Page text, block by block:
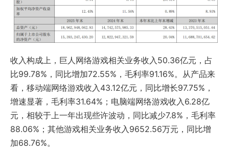
收入构成上，巨人网络游戏相关业务收入50.36亿元，占
比99.78%，同比增加72.55%，毛利率91.16%。从产品来
看，移动端网络游戏收入43.12亿元，同比增长97.75%，
增速显著，毛利率31.64%；电脑端网络游戏收入6.28亿
元，相较于上一年出现些许波动，同比减少7.8%，毛利率
88.06%；其他游戏相关业务收入9652.56万元，同比增
加68.76%。